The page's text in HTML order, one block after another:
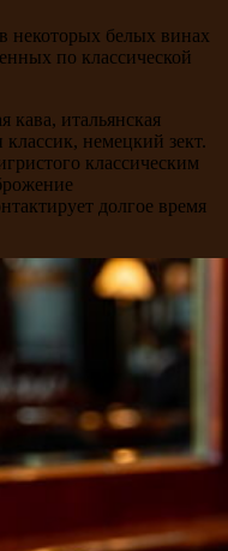
некоторых белых винах
по классической
кава, итальянская
немецкий зект.
классическим
долгое время